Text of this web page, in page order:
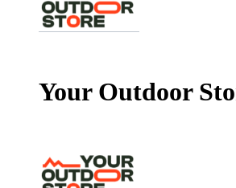
Your Outdoor